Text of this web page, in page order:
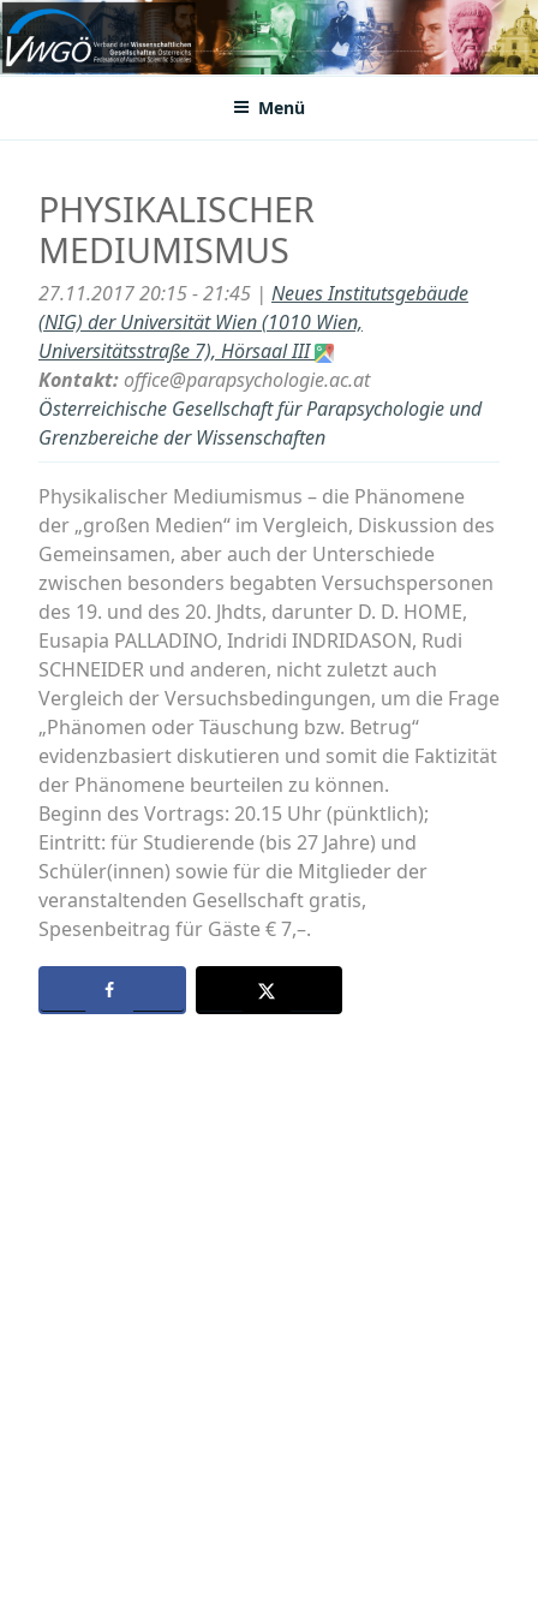
Zum
Inhalt
springenVWGÖ
Federation of Austrian Scientific Societies
Menü
PHYSIKALISCHER
MEDIUMISMUS
27.11.2017 20:15 - 21:45 | Neues Institutsgebäude
(NIG) der Universität Wien (1010 Wien,
Universitätsstraße 7), Hörsaal III
Kontakt:office@parapsychologie.ac.at
Österreichische Gesellschaft für Parapsychologie und
Grenzbereiche der Wissenschaften
Physikalischer Mediumismus – die Phänomene
der „großen Medien“ im Vergleich, Diskussion des
Gemeinsamen, aber auch der Unterschiede
zwischen besonders begabten Versuchspersonen
des 19. und des 20. Jhdts, darunter D. D. HOME,
Eusapia PALLADINO, Indridi INDRIDASON, Rudi
SCHNEIDER und anderen, nicht zuletzt auch
Vergleich der Versuchsbedingungen, um die Frage
„Phänomen oder Täuschung bzw. Betrug“
evidenzbasiert diskutieren und somit die Faktizität
der Phänomene beurteilen zu können.
Beginn des Vortrags: 20.15 Uhr (pünktlich);
Eintritt: für Studierende (bis 27 Jahre) und
Schüler(innen) sowie für die Mitglieder der
veranstaltenden Gesellschaft gratis,
Spesenbeitrag für Gäste € 7,–.